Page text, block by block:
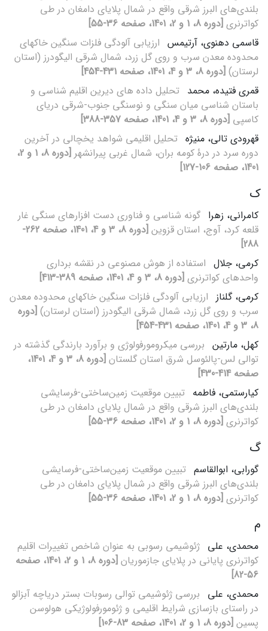
بلندی‌های البرز شرقی واقع در شمال پلایای دامغان در طی
کواترنری [دوره 8، 1 و 2، 1401، صفحه 36-55]
قاسمی دهنوی، آرتیمس ارزیابی آلودگی فلزات سنگین خاکهای
محدوده معدن سرب و روی گل زرد، شمال شرقی الیگودرز (استان
لرستان) [دوره 8، 3 و 4، 1401، صفحه 431-454]
قمری فتیده، محمد تحلیل داده های دیرین اقلیم شناسی و
باستان شناسی میان سنگی و نوسنگی جنوب-شرقی دریای
کاسپی [دوره 8، 3 و 4، 1401، صفحه 357-388]
قهرودی تالی، منیژه تحلیل اقلیمی شواهد یخچالی در آخرین
دوره سرد در درۀ کومه بران، شمال غربی پیرانشهر
[دوره 8، 1 و 2،
1401، صفحه 106-127]
ک
کامرانی، زهرا گونه شناسی و فناوری دست افزارهای سنگی غار
قلعه کرد، آوج، استان قزوین
[دوره 8، 3 و 4، 1401، صفحه 262-
288]
کرمی، جلال استفاده از هوش مصنوعی در نقشه برداری
واحدهای کواترنری [دوره 8، 3 و 4، 1401، صفحه 389-413]
کرمی، گلناز ارزیابی آلودگی فلزات سنگین خاکهای محدوده معدن
سرب و روی گل زرد، شمال شرقی الیگودرز (استان لرستان) [دوره
8، 3 و 4، 1401، صفحه 431-454]
کهل، مارتین بررسی میکرومورفولوژی و برآورد بارندگی گذشته در
توالی لس-پالئوسل شرق استان گلستان
[دوره 8، 3 و 4، 1401،
صفحه 414-430]
کیارستمی، فاطمه تبیین موقعیت زمین‌ساختی-فرسایشی
بلندی‌های البرز شرقی واقع در شمال پلایای دامغان در طی
کواترنری [دوره 8، 1 و 2، 1401، صفحه 36-55]
گ
گورابی، ابوالقاسم تبیین موقعیت زمین‌ساختی-فرسایشی
بلندی‌های البرز شرقی واقع در شمال پلایای دامغان در طی
کواترنری [دوره 8، 1 و 2، 1401، صفحه 36-55]
م
محمدی، علی ژئوشیمی رسوبی به عنوان شاخص تغییرات اقلیم
کواترنری پایانی در پلایای جازموریان
[دوره 8، 1 و 2، 1401، صفحه
56-82]
محمدی، علی بررسی ژئوشیمی توالی رسوبات بستر دریاچه آبزالو
در راستای بازسازی شرایط اقلیمی و ژئومورفولوژیکی هولوسن
پسین [دوره 8، 1 و 2، 1401، صفحه 83-106]